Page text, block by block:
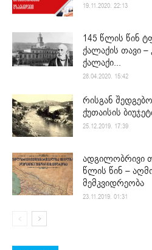
19.11.2020. 22:13
145 წლის წინ
ქალაქის თავი
ქალაქი...
28.04.2020. 15:42
რისგან
ქუთაისის
25.12.2019. 17:39
ადგილობრივი
წლის წინ –
მემკვიდრეობა
23.11.2019. 01:31